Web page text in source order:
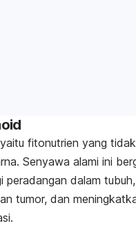
fitonutrien yang
Senyawa alami ini
peradangan dalam
tumor, dan